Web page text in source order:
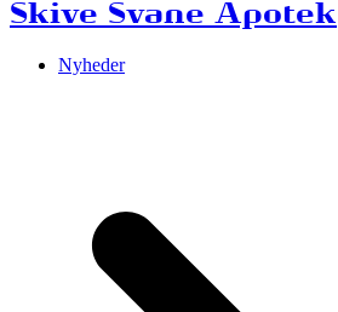
Skive Svane Apotek
Nyheder